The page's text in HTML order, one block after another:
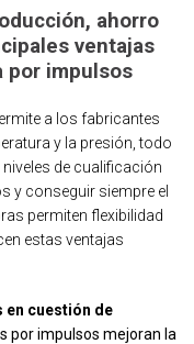
ahorro
ventajas
por impulsos
a los fabricantes
y la presión, todo
de cualificación
y conseguir siempre el
permiten flexibilidad
estas ventajas
en cuestión de
por impulsos mejoran la